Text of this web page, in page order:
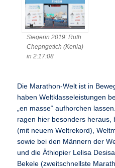
Siegerin 2019: Ruth
Chepngetich (Kenia)
in 2:17:08
Die Marathon-Welt ist in
haben Weltklasseleistungen
„en masse“ aufhorchen
ragen hier besonders heraus,
(mit neuem Weltrekord),
sowie bei den Männern der
und die Äthiopier Lelisa
Bekele (zweitschnellste